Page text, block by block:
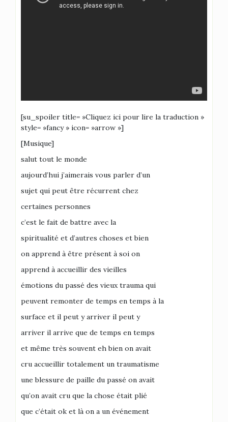
[su_spoiler title= »Cliquez ici pour lire la traduction »
style= »fancy » icon= »arrow »]
[Musique]
salut tout le monde
aujourd’hui j’aimerais vous parler d’un
sujet qui peut être récurrent chez
certaines personnes
c’est le fait de battre avec la
spiritualité et d’autres choses et bien
on apprend à être présent à soi on
apprend à accueillir des vieilles
émotions du passé des vieux trauma qui
peuvent remonter de temps en temps à la
surface et il peut y arriver il peut y
arriver il arrive que de temps en temps
et même très souvent eh bien on avait
cru accueillir totalement un traumatisme
une blessure de paille du passé on avait
qu’on avait cru que la chose était plié
que c’était ok et là on a un événement